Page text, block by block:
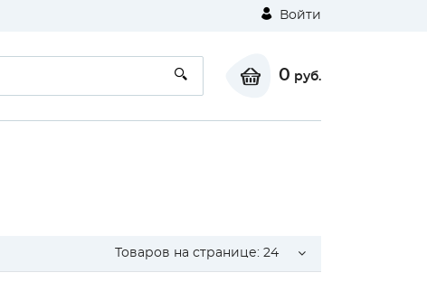
Войти
0 руб.
Товаров на странице: 24